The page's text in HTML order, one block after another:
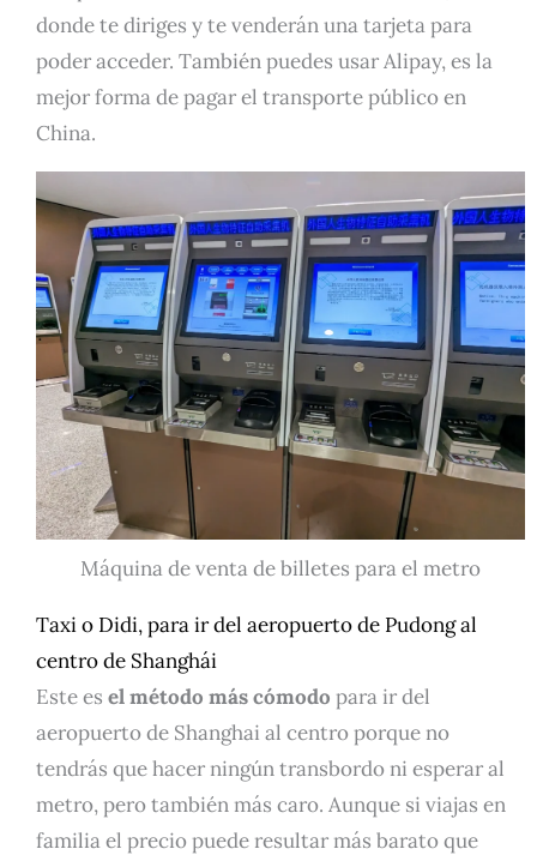
donde te diriges y te venderán una tarjeta para
poder acceder. También puedes usar Alipay, es la
mejor forma de pagar el transporte público en
China.
Máquina de venta de billetes para el metro
Taxi o Didi, para ir del aeropuerto de Pudong al
centro de Shanghái
Este es el método más cómodo para ir del
aeropuerto de Shanghai al centro porque no
tendrás que hacer ningún transbordo ni esperar al
metro, pero también más caro. Aunque si viajas en
familia el precio puede resultar más barato que